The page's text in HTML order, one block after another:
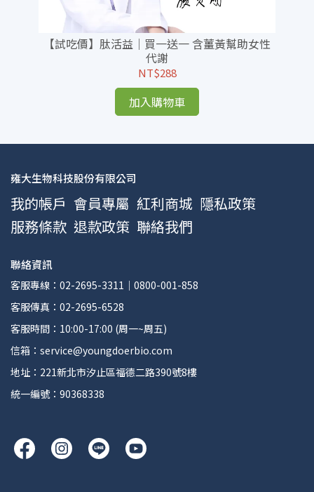
【試吃價】肽活益｜買一送一 含薑黃幫助女性
代謝
NT$288
加入購物車
雍大生物科技股份有限公司
我的帳戶 會員專屬 紅利商城 隱私政策
服務條款 退款政策 聯絡我們
聯絡資訊
客服專線：02-2695-3311｜0800-001-858
客服傳真：02-2695-6528
客服時間：10:00-17:00 (周一~周五)
信箱：service@youngdoerbio.com
地址：221新北市汐止區福德二路390號8樓
統一編號：90368338